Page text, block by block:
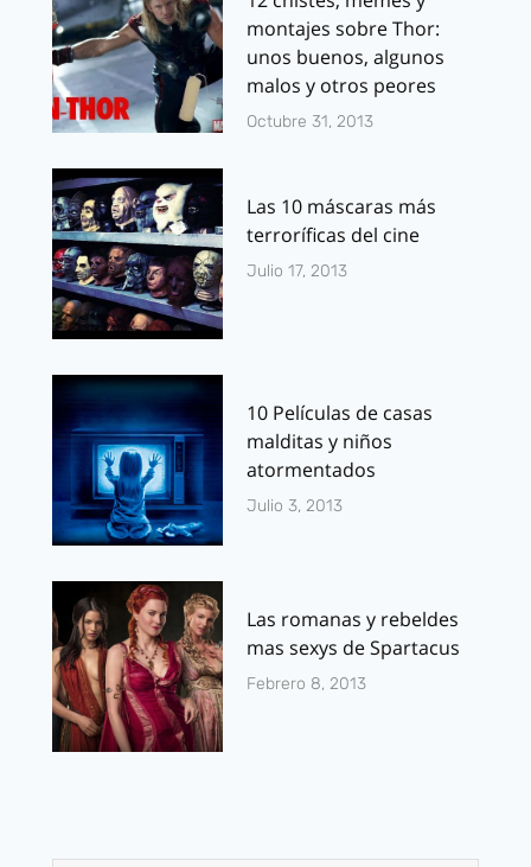
montajes sobre Thor:
unos buenos, algunos
malos y otros peores
Octubre 31, 2013
Las 10 máscaras más
terroríficas del cine
Julio 17, 2013
10 Películas de casas
malditas y niños
atormentados
Julio 3, 2013
Las romanas y rebeldes
mas sexys de Spartacus
Febrero 8, 2013